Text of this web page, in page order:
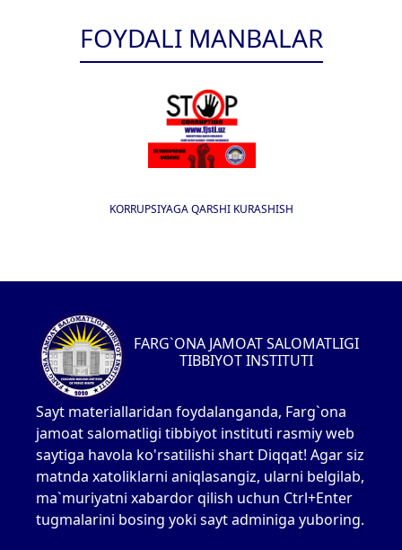
FOYDALI MANBALAR
KORRUPSIYAGA QARSHI KURASHISH
FARG`ONA JAMOAT SALOMATLIGI
TIBBIYOT INSTITUTI
Sayt materiallaridan foydalanganda, Farg`ona
jamoat salomatligi tibbiyot instituti rasmiy web
saytiga havola ko'rsatilishi shart Diqqat! Agar siz
matnda xatoliklarni aniqlasangiz, ularni belgilab,
ma`muriyatni xabardor qilish uchun Ctrl+Enter
tugmalarini bosing yoki sayt adminiga yuboring.